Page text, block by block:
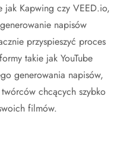
jak Kapwing czy VEED.io,
napisów
przyspieszyć proces
takie jak YouTube
generowania napisów,
chcących szybko
filmów.